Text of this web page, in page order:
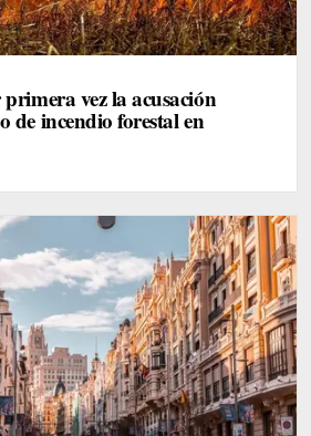
vez la acusación
de incendio forestal en